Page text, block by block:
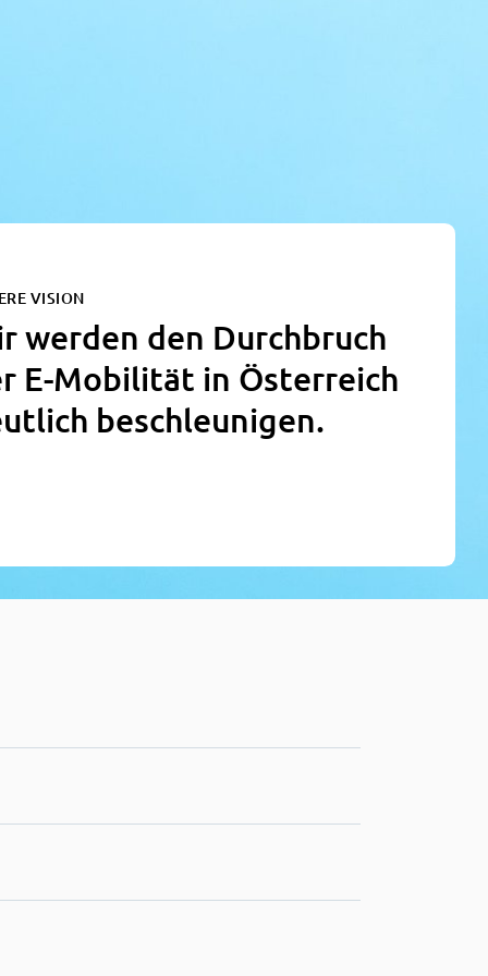
VISION:
werden den Durchbruch
E-Mobilität in Österreich
beschleunigen.